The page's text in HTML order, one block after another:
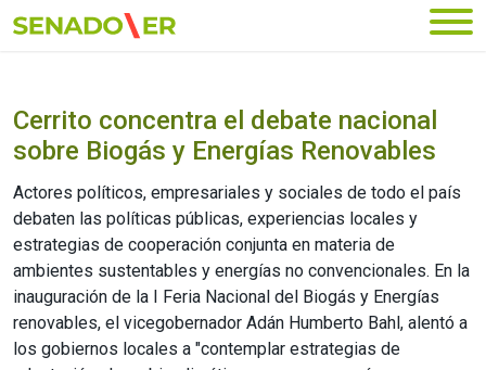
Ir al menú principal
Cerrito concentra el debate nacional
sobre Biogás y Energías Renovables
Actores políticos, empresariales y sociales de todo el país
debaten las políticas públicas, experiencias locales y
estrategias de cooperación conjunta en materia de
ambientes sustentables y energías no convencionales. En la
inauguración de la I Feria Nacional del Biogás y Energías
renovables, el vicegobernador Adán Humberto Bahl, alentó a
los gobiernos locales a "contemplar estrategias de